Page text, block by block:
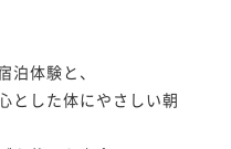
体験と、
とした体にやさしい朝